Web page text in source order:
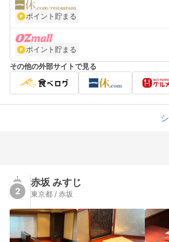
ポイント貯まる
ポイント貯まる
その他の外部サイトで見る
2
赤坂 みすじ
東京都 / 赤坂